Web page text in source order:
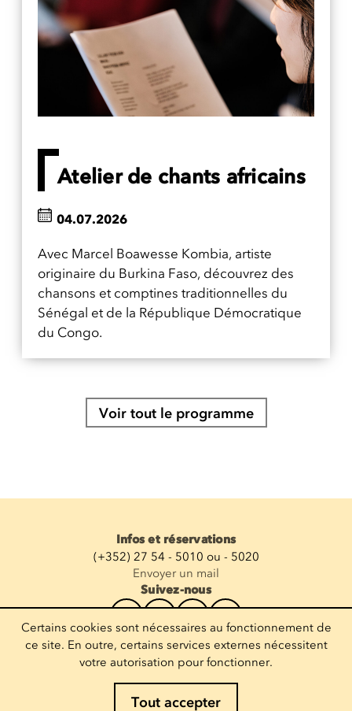
Atelier de chants africains
Avec Marcel Boawesse Kombia, artiste
originaire du Burkina Faso, découvrez des
chansons et comptines traditionnelles du
Sénégal et de la République Démocratique
du Congo.
04.07.2026
Voir tout le programme
Infos et réservations
(+352) 27 54 - 5010 ou - 5020
Envoyer un mail
Suivez-nous
Recevoir la newsletter
Entrez votre mail
Certains cookies sont nécessaires au fonctionnement de
ce site. En outre, certains services externes nécessitent
votre autorisation pour fonctionner.
Tout accepter